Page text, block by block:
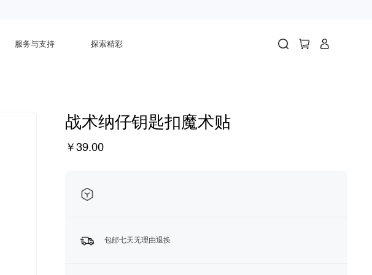
服务与支持 探索精彩
战术纳仔钥匙扣魔术贴
￥39.00
包邮七天无理由退换